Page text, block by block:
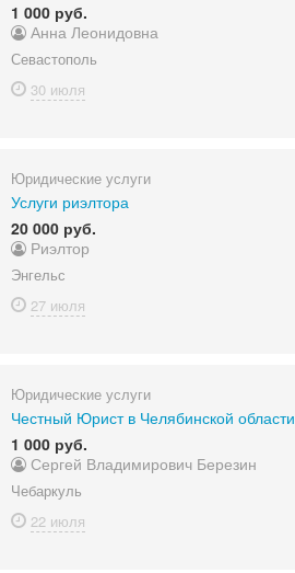
1 000 руб.
Анна Леонидовна
Севастополь
30 июля
Юридические услуги
Услуги риэлтора
20 000 руб.
Риэлтор
Энгельс
27 июля
Юридические услуги
Честный Юрист в Челябинской области
1 000 руб.
Сергей Владимирович Березин
Чебаркуль
22 июля